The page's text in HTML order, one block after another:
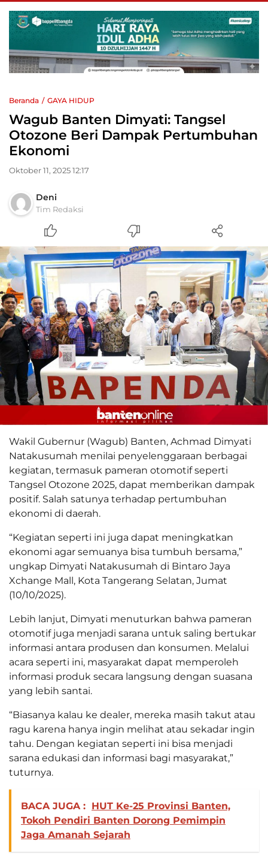
Beranda GAYA HIDUP
Wagub Banten Dimyati: Tangsel
Otozone Beri Dampak Pertumbuhan
Ekonomi
Oktober 11, 2025 12:17
Deni
Tim Redaksi
Wakil Gubernur (Wagub) Banten, Achmad Dimyati
Natakusumah menilai penyelenggaraan berbagai
kegiatan, termasuk pameran otomotif seperti
Tangsel Otozone 2025, dapat memberikan dampak
positif. Salah satunya terhadap pertumbuhan
ekonomi di daerah.
“Kegiatan seperti ini juga dapat meningkatkan
ekonomi agar semuanya bisa tumbuh bersama,”
ungkap Dimyati Natakusumah di Bintaro Jaya
Xchange Mall, Kota Tangerang Selatan, Jumat
(10/10/2025).
Lebih lanjut, Dimyati menuturkan bahwa pameran
otomotif juga menjadi sarana untuk saling bertukar
informasi antara produsen dan konsumen. Melalui
acara seperti ini, masyarakat dapat memperoleh
informasi produk secara langsung dengan suasana
yang lebih santai.
“Biasanya kalau ke dealer, mereka masih takut atau
ragu karena hanya ingin melihat atau sekadar ingin
tahu. Dengan kegiatan seperti ini bisa menjadi
sarana edukasi dan informasi bagi masyarakat,”
tuturnya.
BACA JUGA : HUT Ke-25 Provinsi Banten,
Tokoh Pendiri Banten Dorong Pemimpin
Jaga Amanah Sejarah